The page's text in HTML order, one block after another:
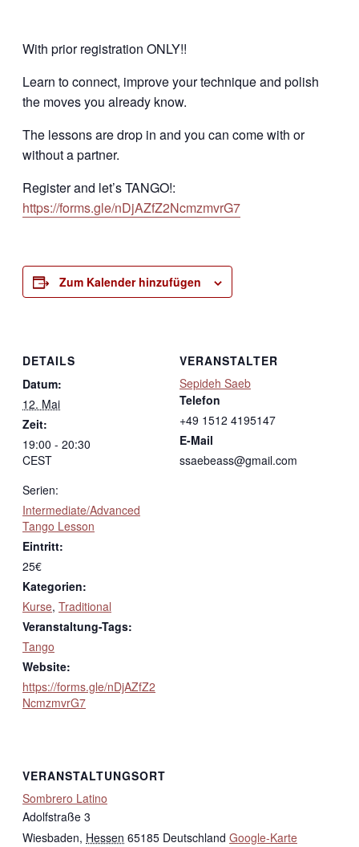
With prior registration ONLY!!
Learn to connect, improve your technique and polish
the moves you already know.
The lessons are drop in and you can come with or
without a partner.
Register and let’s TANGO!:
https://forms.gle/nDjAZfZ2NcmzmvrG7
Zum Kalender hinzufügen
DETAILS
Datum:
12. Mai
Zeit:
19:00 - 20:30
CEST
Serien:
Intermediate/Advanced
Tango Lesson
Eintritt:
25€
Kategorien:
Kurse, Traditional
Veranstaltung-Tags:
Tango
Website:
https://forms.gle/nDjAZfZ2
NcmzmvrG7
VERANSTALTER
Sepideh Saeb
Telefon
+49 1512 4195147
E-Mail
ssaebeass@gmail.com
VERANSTALTUNGSORT
Sombrero Latino
Adolfstraße 3
Wiesbaden, Hessen 65185 Deutschland Google-Karte